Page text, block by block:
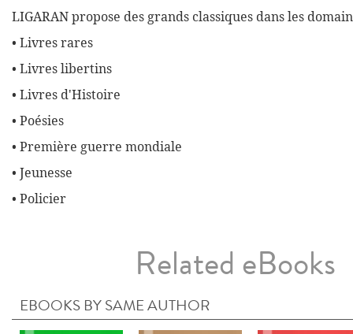
LIGARAN propose des grands classiques dans les
• Livres rares
• Livres libertins
• Livres d'Histoire
• Poésies
• Première guerre mondiale
• Jeunesse
• Policier
Related eBooks
EBOOKS BY SAME AUTHOR